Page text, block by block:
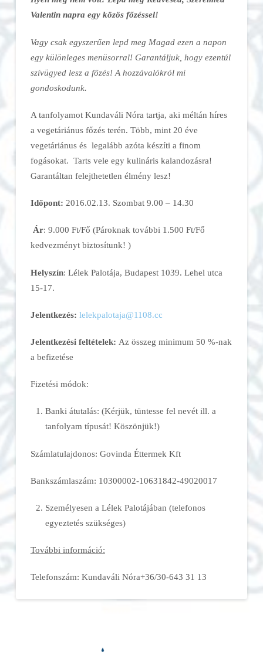
Valentin napra egy közös főzéssel!
Vagy csak egyszerűen lepd meg Magad ezen a napon
egy különleges menüsorral! Garantáljuk, hogy ezentúl
szívügyed lesz a főzés! A hozzávalókról mi
gondoskodunk.
A tanfolyamot Kundaváli Nóra tartja, aki méltán híres
a vegetáriánus főzés terén. Több, mint 20 éve
vegetáriánus és legalább azóta készíti a finom
fogásokat. Tarts vele egy kulináris kalandozásra!
Garantáltan felejthetetlen élmény lesz!
Időpont: 2016.02.13. Szombat 9.00 – 14.30
Ár: 9.000 Ft/Fő (Pároknak további 1.500 Ft/Fő
kedvezményt biztosítunk! )
Helyszín: Lélek Palotája, Budapest 1039. Lehel utca
15-17.
Jelentkezés: lelekpalotaja@1108.cc
Jelentkezési feltételek: Az összeg minimum 50 %-nak
a befizetése
Fizetési módok:
Banki átutalás: (Kérjük, tüntesse fel nevét ill. a
tanfolyam típusát! Köszönjük!)
Számlatulajdonos: Govinda Éttermek Kft
Bankszámlaszám: 10300002-10631842-49020017
Személyesen a Lélek Palotájában (telefonos
egyeztetés szükséges)
További információ:
Telefonszám: Kundaváli Nóra+36/30-643 31 13